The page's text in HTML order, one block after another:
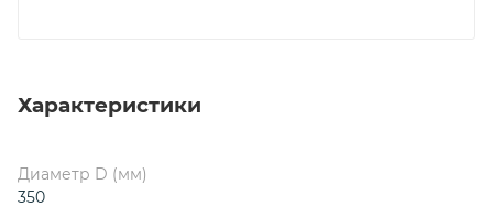
Характеристики
Диаметр D (мм)
350